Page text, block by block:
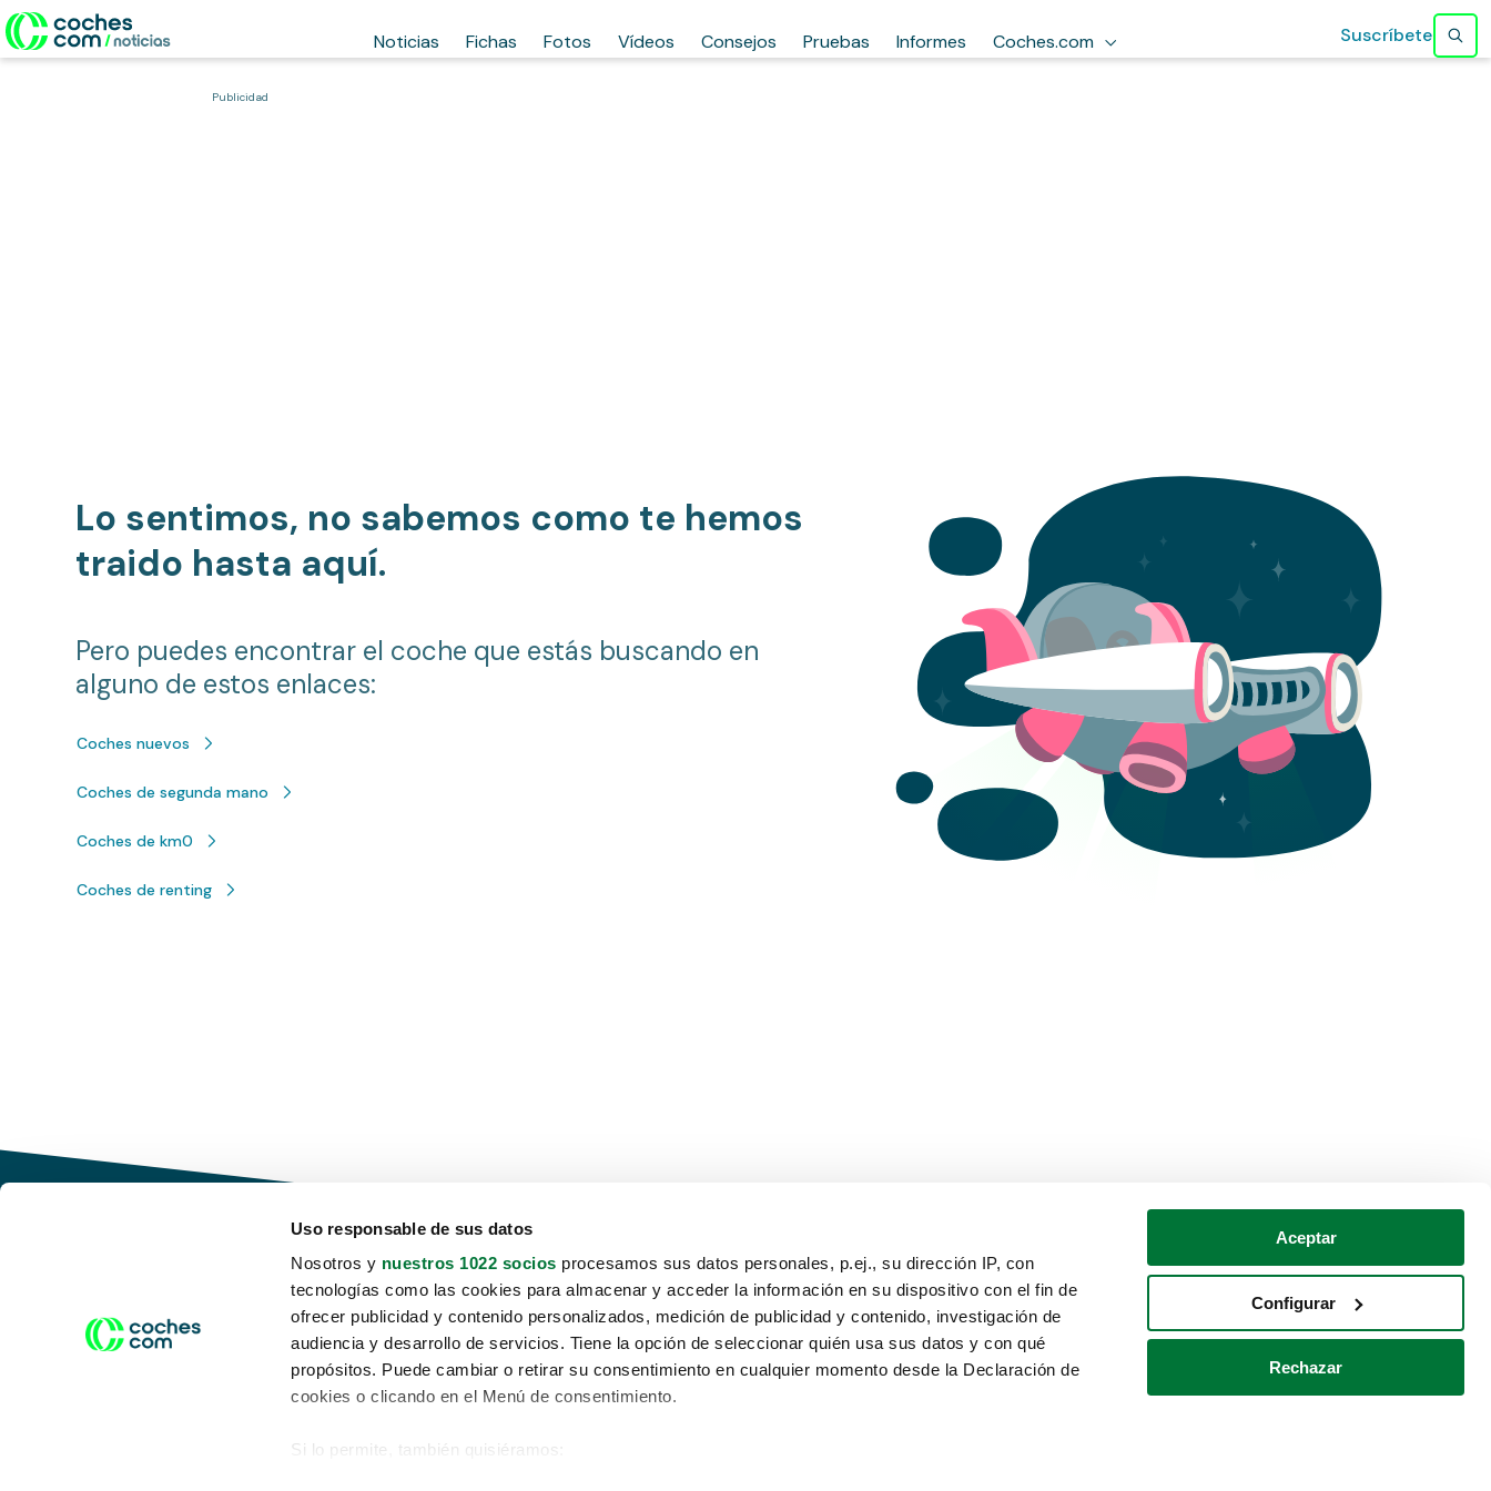
Uso responsable de sus datos
Nosotros y nuestros 1022 socios procesamos sus datos personales, p.ej., su dirección IP, con
tecnologías como las cookies para almacenar y acceder la información en su dispositivo con el fin de
ofrecer publicidad y contenido personalizados, medición de publicidad y contenido, investigación de
audiencia y desarrollo de servicios. Tiene la opción de seleccionar quién usa sus datos y con qué
propósitos. Puede cambiar o retirar su consentimiento en cualquier momento desde la Declaración de
cookies o clicando en el Menú de consentimiento.
Si lo permite, también quisiéramos:
Aceptar
Configurar
Rechazar
Noticias Fichas Fotos Vídeos Consejos Pruebas Informes Coches.com Suscríbete
Publicidad
Lo sentimos, no sabemos como te hemos
traido hasta aquí.
Pero puedes encontrar el coche que estás buscando en
alguno de estos enlaces:
Coches nuevos
Coches de segunda mano
Coches de km0
Coches de renting
Conduce tu futuro,
desata tu movilidad